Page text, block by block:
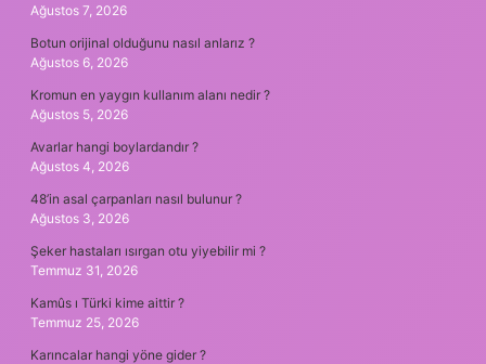
Ağustos 7, 2026
Botun orijinal olduğunu nasıl anlarız ?
Ağustos 6, 2026
Kromun en yaygın kullanım alanı nedir ?
Ağustos 5, 2026
Avarlar hangi boylardandır ?
Ağustos 4, 2026
48’in asal çarpanları nasıl bulunur ?
Ağustos 3, 2026
Şeker hastaları ısırgan otu yiyebilir mi ?
Temmuz 31, 2026
Kamûs ı Türki kime aittir ?
Temmuz 25, 2026
Karıncalar hangi yöne gider ?